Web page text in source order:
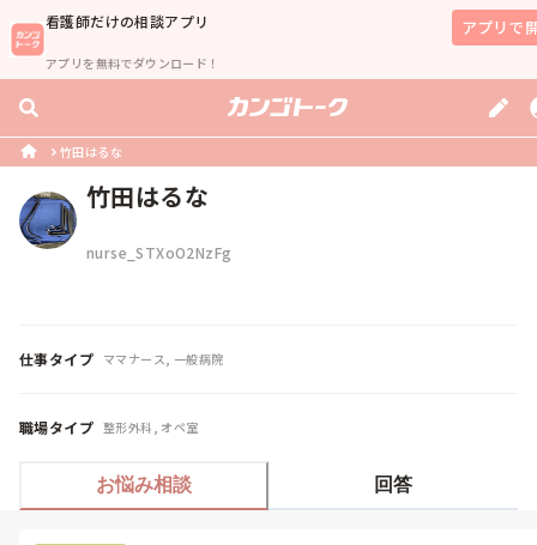
看護師だけの相談アプリ
アプリを無料でダウンロード！
アプリで
竹田はるな
竹田はるな
nurse_STXoO2NzFg
仕事タイプ ママナース, 一般病院
職場タイプ 整形外科, オペ室
お悩み相談 回答